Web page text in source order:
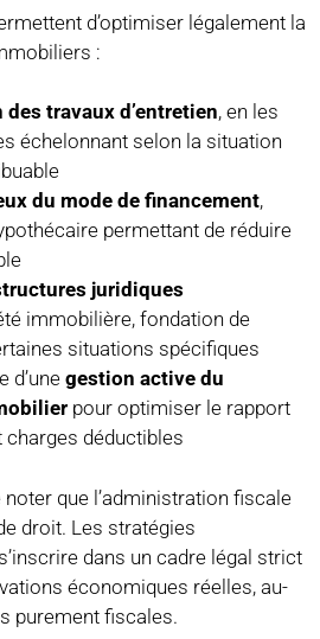
d’optimiser légalement la
:
travaux d’entretien, en les
échelonnant selon la situation
du mode de financement,
permettant de réduire
juridiques
immobilière, fondation de
situations spécifiques
d’une gestion active du
pour optimiser le rapport
charges déductibles
que l’administration fiscale
droit. Les stratégies
dans un cadre légal strict
économiques réelles, au-
purement fiscales.